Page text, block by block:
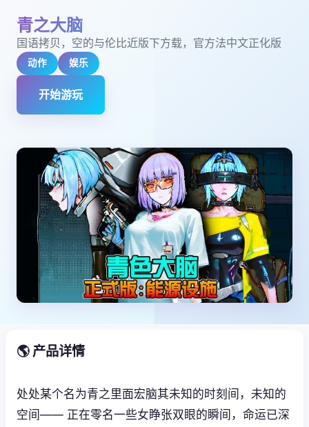
青之大脑
国语拷贝，空的与伦比近版下方载，官方法中文正化版
动作 娱乐
开始游玩
🌎 产品详情
处处某个名为青之里面宏脑其未知的时刻间，未知的
空间—— 正在零名一些女睁张双眼的瞬间，命运已深